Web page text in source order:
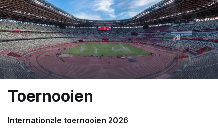
Toernooien
Internationale toernooien 2026